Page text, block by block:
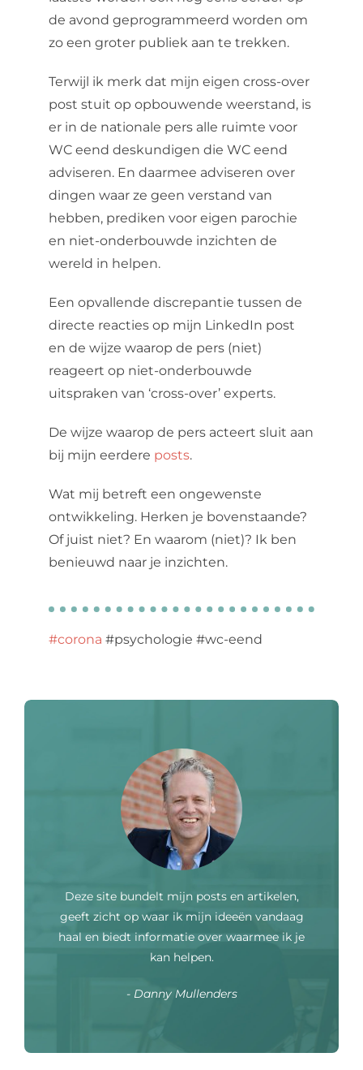
de avond geprogrammeerd worden om
zo een groter publiek aan te trekken.
Terwijl ik merk dat mijn eigen cross-over
post stuit op opbouwende weerstand, is
er in de nationale pers alle ruimte voor
WC eend deskundigen die WC eend
adviseren. En daarmee adviseren over
dingen waar ze geen verstand van
hebben, prediken voor eigen parochie
en niet-onderbouwde inzichten de
wereld in helpen.
Een opvallende discrepantie tussen de
directe reacties op mijn LinkedIn post
en de wijze waarop de pers (niet)
reageert op niet-onderbouwde
uitspraken van ‘cross-over’ experts.
De wijze waarop de pers acteert sluit aan
bij mijn eerdere posts.
Wat mij betreft een ongewenste
ontwikkeling. Herken je bovenstaande?
Of juist niet? En waarom (niet)? Ik ben
benieuwd naar je inzichten.
#corona #psychologie #wc-eend
Deze site bundelt mijn posts en artikelen,
geeft zicht op waar ik mijn ideeën vandaag
haal en biedt informatie over waarmee ik je
kan helpen.
- Danny Mullenders